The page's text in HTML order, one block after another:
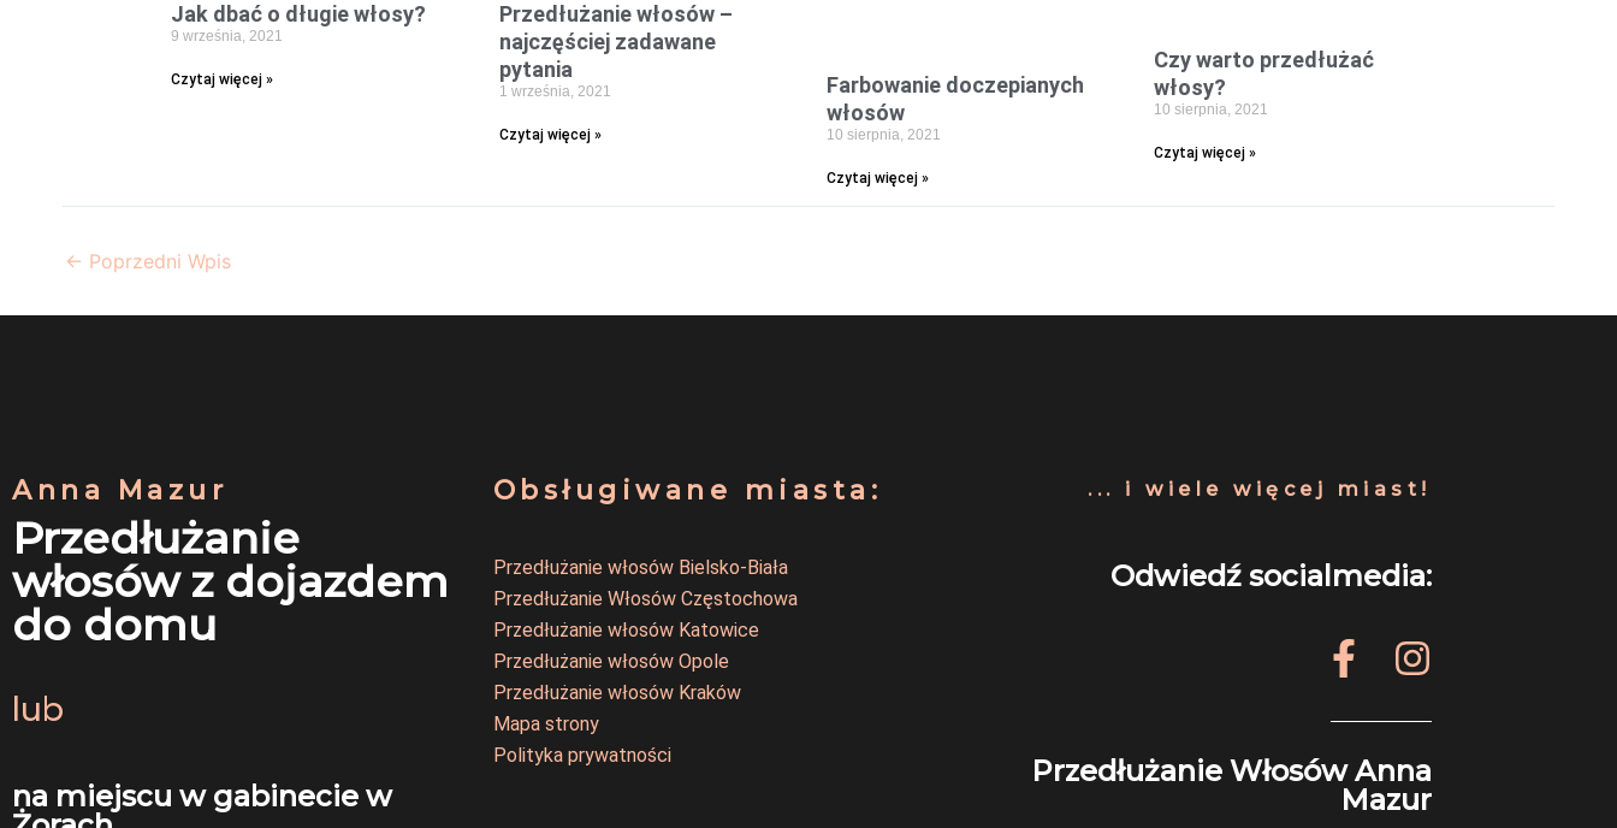
Jak dbać o długie włosy?
9 września, 2021
Czytaj więcej »
Przedłużanie włosów –
najczęściej zadawane
pytania
1 września, 2021
Czytaj więcej »
Farbowanie doczepianych
włosów
10 sierpnia, 2021
Czytaj więcej »
Czy warto przedłużać
włosy?
10 sierpnia, 2021
Czytaj więcej »
← Poprzedni Wpis
Anna Mazur
Przedłużanie
włosów z dojazdem
do domu
lub
na miejscu w gabinecie w
Obsługiwane miasta:
Przedłużanie włosów Bielsko-Biała
Przedłużanie Włosów Częstochowa
Przedłużanie włosów Katowice
Przedłużanie włosów Opole
Przedłużanie włosów Kraków
Mapa strony
Polityka prywatności
... i wiele więcej miast!
Odwiedź socialmedia:
F
a
c
e
b
I
n
s
a
Przedłużanie Włosów Anna
Mazur